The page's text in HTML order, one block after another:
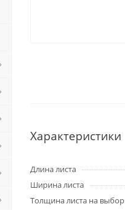
Характеристики
Длина листа
Ширина листа
Толщина листа на выбор